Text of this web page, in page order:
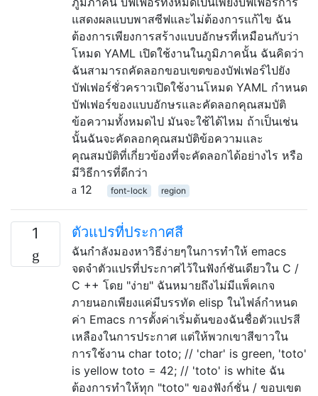
แสดงผลแบบพาสซีฟและไม่ต้องการแก้ไข ฉัน
ต้องการเพียงการสร้างแบบอักษรที่เหมือนกับว่า
โหมด YAML เปิดใช้งานในภูมิภาคนั้น ฉันคิดว่า
ฉันสามารถคัดลอกขอบเขตของบัฟเฟอร์ไปยัง
บัฟเฟอร์ชั่วคราวเปิดใช้งานโหมด YAML กำหนด
บัฟเฟอร์ของแบบอักษรและคัดลอกคุณสมบัติ
ข้อความทั้งหมดไป มันจะใช้ได้ไหม ถ้าเป็นเช่น
นั้นฉันจะคัดลอกคุณสมบัติข้อความและ
คุณสมบัติที่เกี่ยวข้องที่จะคัดลอกได้อย่างไร หรือ
มีวิธีการที่ดีกว่า
12
font-lock region
1 ตัวแปรที่ประกาศสี
ฉันกำลังมองหาวิธีง่ายๆในการทำให้ emacs
จดจำตัวแปรที่ประกาศไว้ในฟังก์ชันเดียวใน C /
C ++ โดย "ง่าย" ฉันหมายถึงไม่มีแพ็คเกจ
ภายนอกเพียงแค่มีบรรทัด elisp ในไฟล์กำหนด
ค่า Emacs การตั้งค่าเริ่มต้นของฉันชื่อตัวแปรสี
เหลืองในการประกาศ แต่ให้พวกเขาสีขาวใน
การใช้งาน char toto; // 'char' is green, 'toto'
is yellow toto = 42; // 'toto' is white ฉัน
ต้องการทำให้ทุก "toto" ของฟังก์ชั่น / ขอบเขต